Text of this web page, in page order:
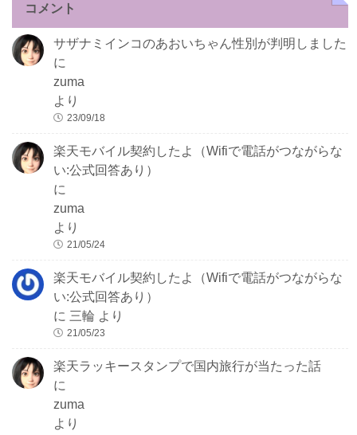
コメント
サザナミインコのあおいちゃん性別が判明しました
に
zuma
より
23/09/18
楽天モバイル契約したよ（Wifiで電話がつながらな
い:公式回答あり）
に
zuma
より
21/05/24
楽天モバイル契約したよ（Wifiで電話がつながらな
い:公式回答あり）
に三輪 より
21/05/23
楽天ラッキースタンプで国内旅行が当たった話
に
zuma
より